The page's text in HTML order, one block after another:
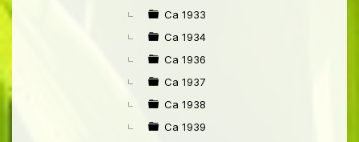
Ca 1933
Ca 1934
Ca 1936
Ca 1937
Ca 1938
Ca 1939